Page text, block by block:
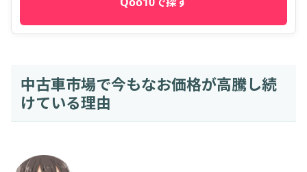
中古車市場で今もなお価格が高騰し続
けている理由